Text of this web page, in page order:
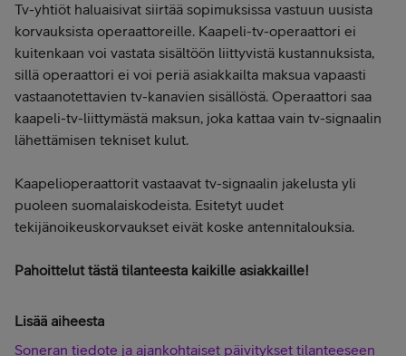
Tv-yhtiöt haluaisivat siirtää sopimuksissa vastuun uusista
korvauksista operaattoreille. Kaapeli-tv-operaattori ei
kuitenkaan voi vastata sisältöön liittyvistä kustannuksista,
sillä operaattori ei voi periä asiakkailta maksua vapaasti
vastaanotettavien tv-kanavien sisällöstä. Operaattori saa
kaapeli-tv-liittymästä maksun, joka kattaa vain tv-signaalin
lähettämisen tekniset kulut.
Kaapelioperaattorit vastaavat tv-signaalin jakelusta yli
puoleen suomalaiskodeista. Esitetyt uudet
tekijänoikeuskorvaukset eivät koske antennitalouksia.
Pahoittelut tästä tilanteesta kaikille asiakkaille!
Lisää aiheesta
Soneran tiedote ja ajankohtaiset päivitykset tilanteeseen